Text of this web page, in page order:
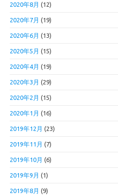
2020年8月 (12)
2020年7月 (19)
2020年6月 (13)
2020年5月 (15)
2020年4月 (19)
2020年3月 (29)
2020年2月 (15)
2020年1月 (16)
2019年12月 (23)
2019年11月 (7)
2019年10月 (6)
2019年9月 (1)
2019年8月 (9)